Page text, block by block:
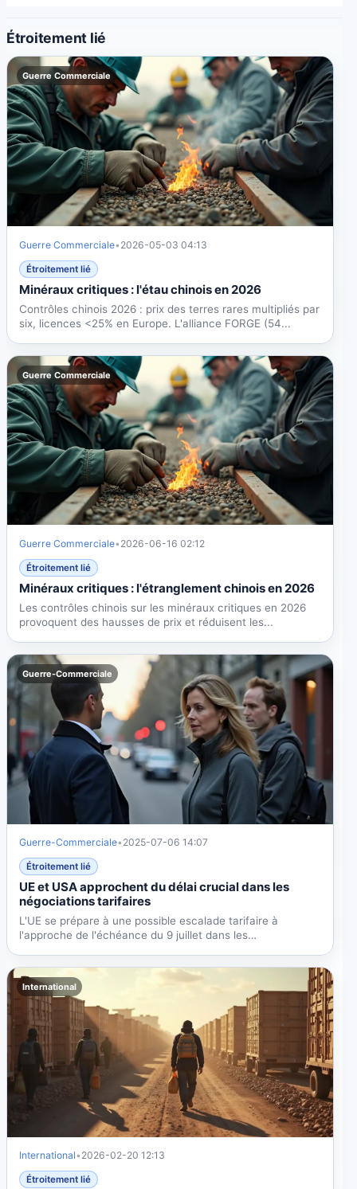
Étroitement lié
Guerre Commerciale
Guerre Commerciale• 2026-05-03 04:13
Étroitement lié
Minéraux critiques : l'étau chinois en 2026
Contrôles chinois 2026 : prix des terres rares multipliés par
six, licences <25% en Europe. L'alliance FORGE (54...
Guerre Commerciale
Guerre Commerciale• 2026-06-16 02:12
Étroitement lié
Minéraux critiques : l'étranglement chinois en 2026
Les contrôles chinois sur les minéraux critiques en 2026
provoquent des hausses de prix et réduisent les...
Guerre-Commerciale
Guerre-Commerciale• 2025-07-06 14:07
Étroitement lié
UE et USA approchent du délai crucial dans les
négociations tarifaires
L'UE se prépare à une possible escalade tarifaire à
l'approche de l'échéance du 9 juillet dans les
International
International• 2026-02-20 12:13
Étroitement lié